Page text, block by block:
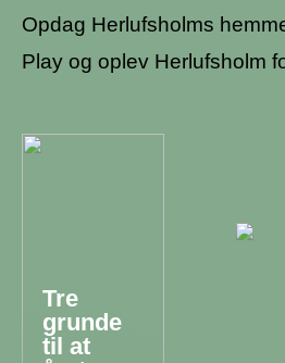
Opdag Herlufsholms
Play og oplev Herlufsholm
Tre
grunde
til at